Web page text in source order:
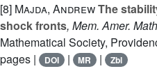
[8] Majda, AndrewThe
shock fronts, Mem. Amer.
Mathematical Society,
pages |
DOI | MR | Zbl